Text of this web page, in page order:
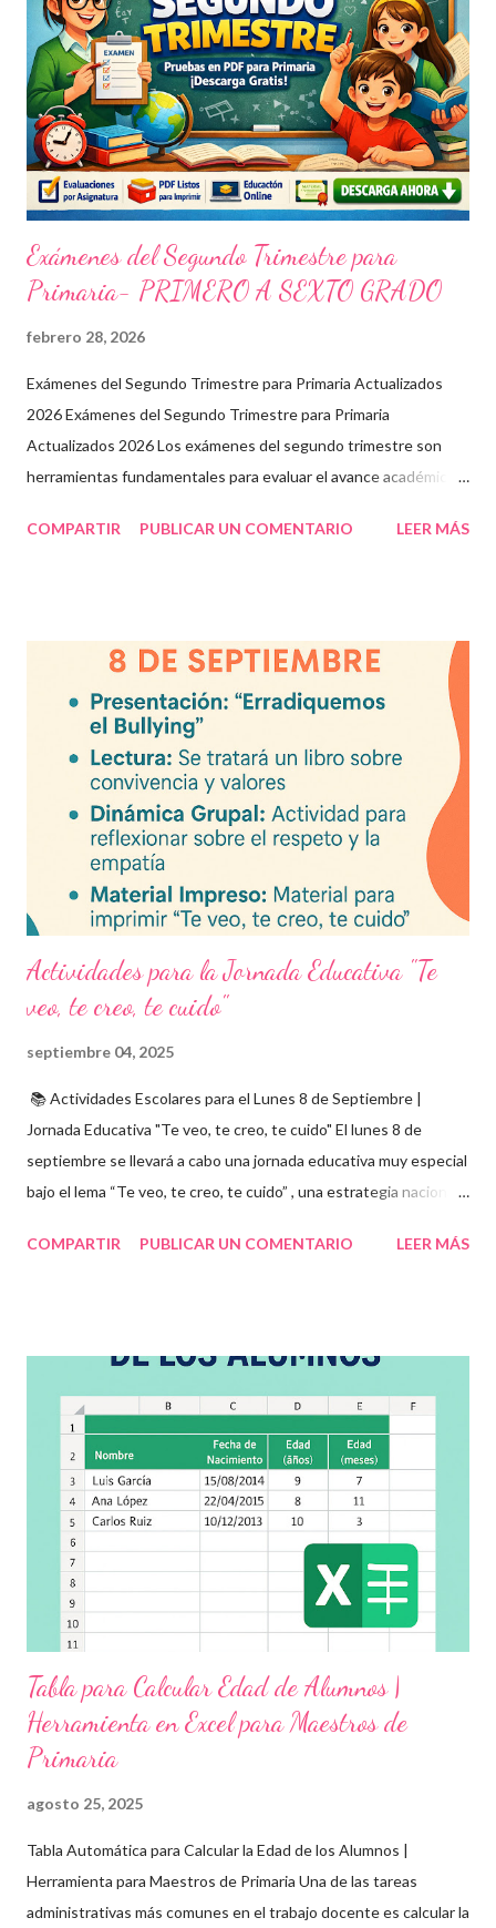
Exámenes del Segundo Trimestre para
Primaria- PRIMERO A SEXTO GRADO
febrero 28, 2026
Exámenes del Segundo Trimestre para Primaria Actualizados
2026 Exámenes del Segundo Trimestre para Primaria
Actualizados 2026 Los exámenes del segundo trimestre son
herramientas fundamentales para evaluar el avance académico
descargable en PDF, diseñado para docentes que buscan
frecuentes Beneficios de utilizar estos exámenes trimestrales
Evaluaciones alineadas al programa oficial. Formato optimizado
para impresión o uso en plataformas educativas. Reactivos que
fortalecen la comprensión y el pensamiento crítico. Ideal para
formación docente y evaluación diagnóstica. Material
descargable PDF editable. Estos exámenes también pueden
integrarse en herramientas digitales pa...
COMPARTIR PUBLICAR UN COMENTARIO LEER MÁS
Actividades para la Jornada Educativa "Te
veo, te creo, te cuido"
septiembre 04, 2025
📚 Actividades Escolares para el Lunes 8 de Septiembre |
Jornada Educativa "Te veo, te creo, te cuido" El lunes 8 de
septiembre se llevará a cabo una jornada educativa muy especial
bajo el lema “Te veo, te creo, te cuido” , una estrategia nacional
infantil , y promover la convivencia escolar armónica . Desde el
actividades educativas que podrás aplicar fácilmente en tu
grupo, desde preescolar hasta sexto grado de primaria. 🧠
Objetivos clave de la jornada Promover entornos seguros y
afectivos dentro de la comunidad escolar Sensibilizar sobre el
maltrato, acoso escolar y abuso infantil Desarrollar habilidades
como la empatía, la comunicación y el autocuidado Aplicar ...
COMPARTIR PUBLICAR UN COMENTARIO LEER MÁS
Tabla para Calcular Edad de Alumnos |
Herramienta en Excel para Maestros de
Primaria
agosto 25, 2025
Tabla Automática para Calcular la Edad de los Alumnos |
Herramienta para Maestros de Primaria Una de las tareas
administrativas más comunes en el trabajo docente es calcular la